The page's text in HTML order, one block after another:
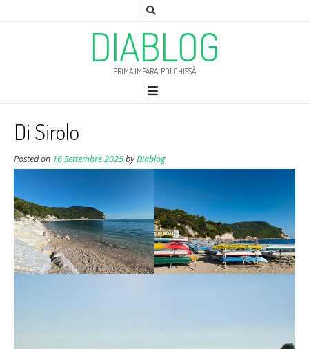
DIABLOG
PRIMA IMPARA, POI CHISSÀ
Di Sirolo
Posted on 16 Settembre 2025byDiablog